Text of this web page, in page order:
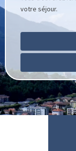
votre séjour.